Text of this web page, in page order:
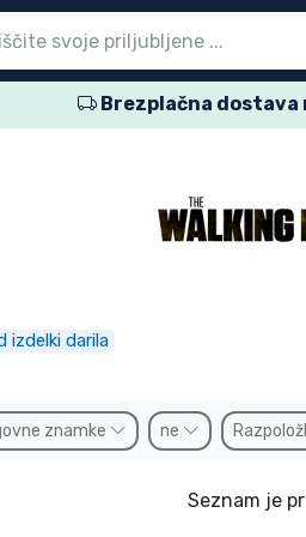
Brezplačna dostava
izdelki darila
znamke ne
Seznam je
meni
meni
meni
meni
meni
meni
meni
meni
meni